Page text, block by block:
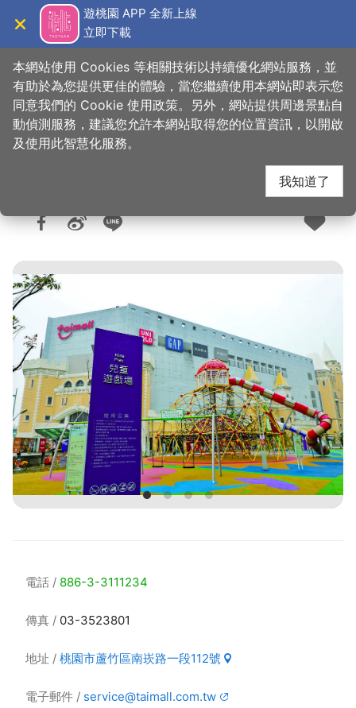
主
遊桃園 APP 全新上線
立即下載
首頁 > 購好物 > 購物快搜
台茂購物中心
人氣：2.7萬
電話 886-3-3111234
傳真 03-3523801
地址 桃園市蘆竹區南崁路一段112號
電子郵件 service@taimall.com.tw
本網站使用 Cookies 等相關技術以持續優化網站服務，並
有助於為您提供更佳的體驗，當您繼續使用本網站即表示您
同意我們的 Cookie 使用政策。另外，網站提供周邊景點自
動偵測服務，建議您允許本網站取得您的位置資訊，以開啟
及使用此智慧化服務。
我知道了